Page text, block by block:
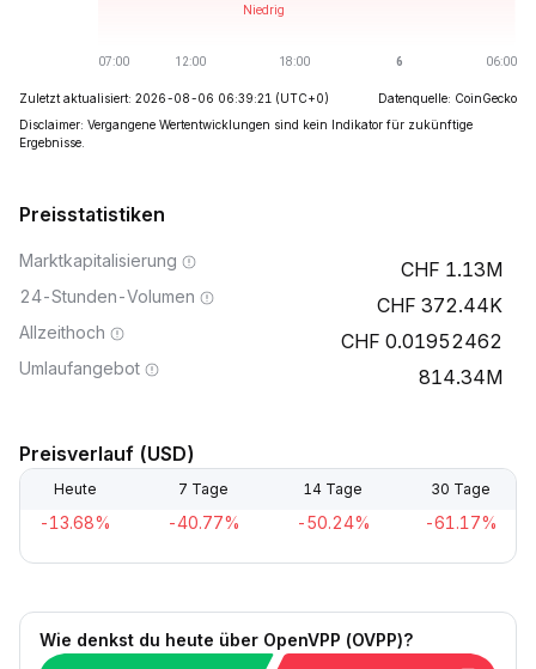
Zuletzt aktualisiert: 2026-08-06 06:39:21 (UTC+0)
Datenquelle: CoinGecko
Disclaimer: Vergangene Wertentwicklungen sind kein Indikator für zukünftige
Ergebnisse.
Preisstatistiken
Marktkapitalisierung 1.13M
24-Stunden-Volumen 372.44K
Allzeithoch 0.01952462
Umlaufangebot 814.34M
Preisverlauf (USD)
Heute 7 Tage 14 Tage 30 Tage
-13.68% -40.77% -50.24% -61.17%
Wie denkst du heute über OpenVPP (OVPP)?